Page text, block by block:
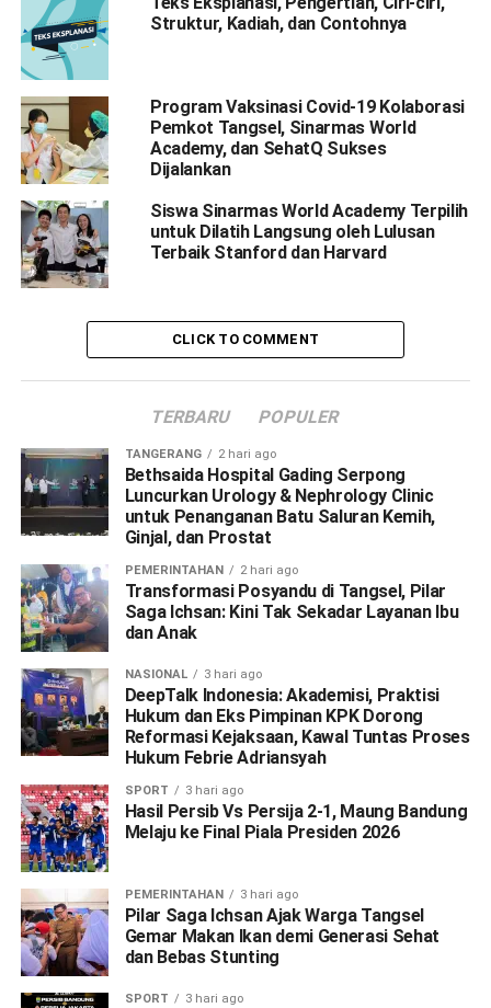
Struktur, Kadiah, dan Contohnya
Program Vaksinasi Covid-19 Kolaborasi
Pemkot Tangsel, Sinarmas World
Academy, dan SehatQ Sukses
Dijalankan
Siswa Sinarmas World Academy Terpilih
untuk Dilatih Langsung oleh Lulusan
Terbaik Stanford dan Harvard
CLICK TO COMMENT
TERBARU POPULER
TANGERANG 2 hari ago
Bethsaida Hospital Gading Serpong
Luncurkan Urology & Nephrology Clinic
untuk Penanganan Batu Saluran Kemih,
Ginjal, dan Prostat
PEMERINTAHAN 2 hari ago
Transformasi Posyandu di Tangsel, Pilar
Saga Ichsan: Kini Tak Sekadar Layanan Ibu
dan Anak
NASIONAL 3 hari ago
DeepTalk Indonesia: Akademisi, Praktisi
Hukum dan Eks Pimpinan KPK Dorong
Reformasi Kejaksaan, Kawal Tuntas Proses
Hukum Febrie Adriansyah
SPORT 3 hari ago
Hasil Persib Vs Persija 2-1, Maung Bandung
Melaju ke Final Piala Presiden 2026
PEMERINTAHAN 3 hari ago
Pilar Saga Ichsan Ajak Warga Tangsel
Gemar Makan Ikan demi Generasi Sehat
dan Bebas Stunting
SPORT 3 hari ago